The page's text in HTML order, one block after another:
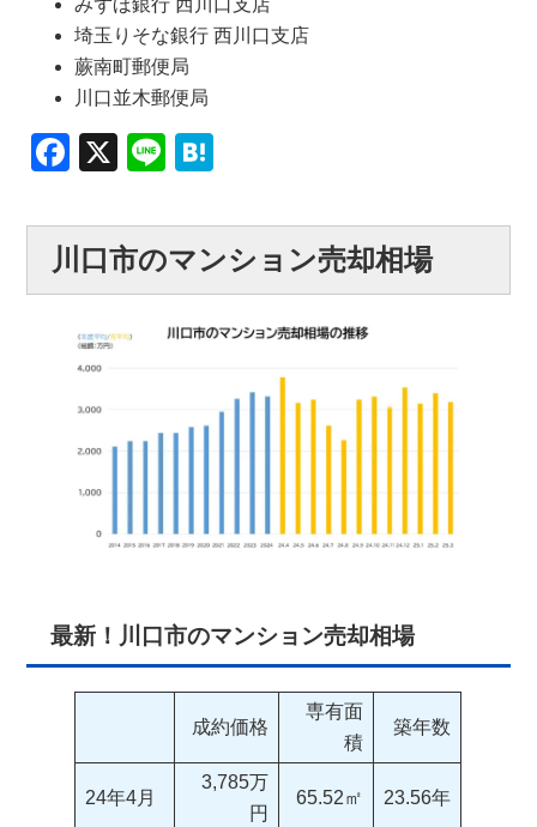
埼玉りそな銀行 西川口支店
蕨南町郵便局
川口並木郵便局
Facebook
X Line
川口市のマンション売却相場
最新！川口市のマンション売却相場
成約価格
専有面
積
築年数
24年4月
3,785万
円
65.52㎡ 23.56年